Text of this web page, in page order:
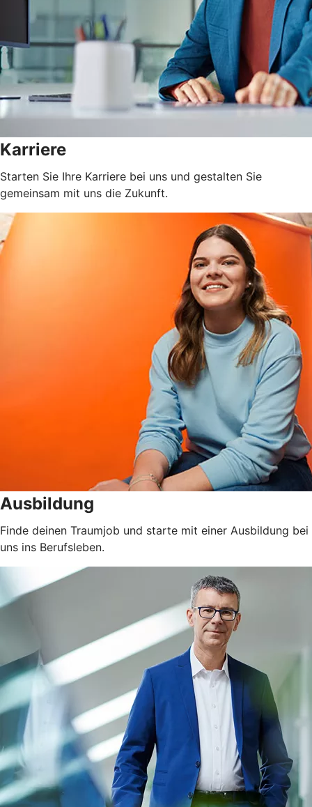
Karriere
Starten Sie Ihre Karriere bei uns und gestalten Sie
gemeinsam mit uns die Zukunft.
Ausbildung
Finde deinen Traumjob und starte mit einer Ausbildung bei
uns ins Berufsleben.